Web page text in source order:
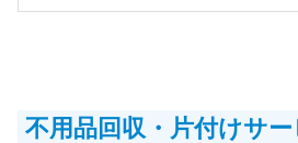
不用品回収・片付けサ